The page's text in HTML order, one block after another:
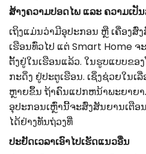
ສ້າງຄວາມປອດໄພ ແລະ ຄວາມເປັ
ເຖິງແມ່ນວ່າມີອຸປະກອນ ຫຼື ເຄື່ອງສົ່
ເຮືອນທົ່ວໄປ ແຕ່ Smart Home
ຕັ້ງຢູ່ໃນເຮືອນແລ້ວ. ໃນຮູບແບບຂອ
ກະດິ່ງ ຢູ່ປະຕູເຮືອນ. ເຊິ່ງຊ່ວຍໃນເ
ຫຼາຍຂຶ້ນ ຖ້າຄົນແປກຫນ້າພະຍາຍາ
ອຸປະກອນເຫຼົ່ານີ້ຈະສົ່ງສັນຍານເຕືອ
ໄດ້ຢ່າງທັນຖ່ວງທີ່
ປະຢັດເວລາເອົາໄປເຮັດແນວອື່ນ